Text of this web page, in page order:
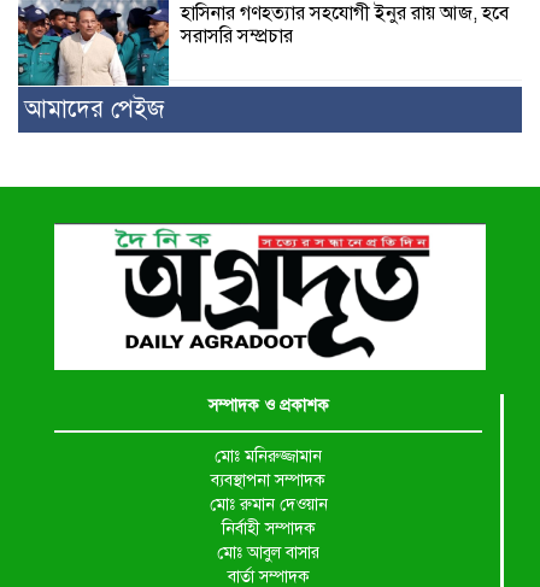
হাসিনার গণহত্যার সহযোগী ইনুর রায় আজ, হবে
সরাসরি সম্প্রচার
আমাদের পেইজ
সম্পাদক ও প্রকাশক
মোঃ মনিরুজ্জামান
ব্যবস্থাপনা সম্পাদক
মোঃ রুমান দেওয়ান
নির্বাহী সম্পাদক
মোঃ আবুল বাসার
বার্তা সম্পাদক